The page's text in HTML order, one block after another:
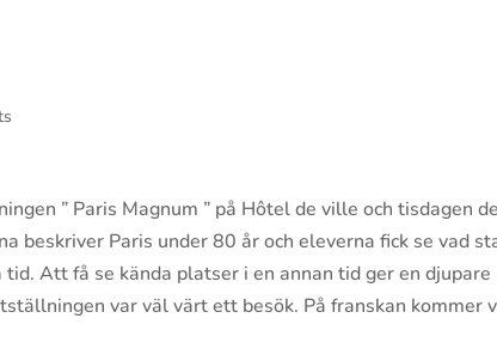
” Paris Magnum ” på Hôtel de ville och tisdagen
beskriver Paris under 80 år och eleverna fick se vad
Att få se kända platser i en annan tid ger en djupare
var väl värt ett besök. På franskan kommer